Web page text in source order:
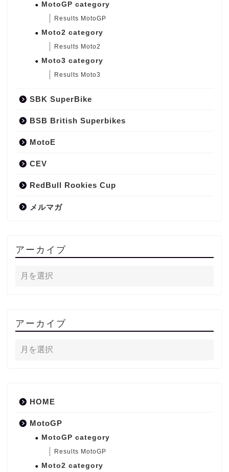
MotoGP category
Results MotoGP
Moto2 category
Results Moto2
Moto3 category
Results Moto3
SBK SuperBike
BSB British Superbikes
MotoE
CEV
RedBull Rookies Cup
メルマガ
アーカイブ
アーカイブ
HOME
MotoGP
MotoGP category
Results MotoGP
Moto2 category